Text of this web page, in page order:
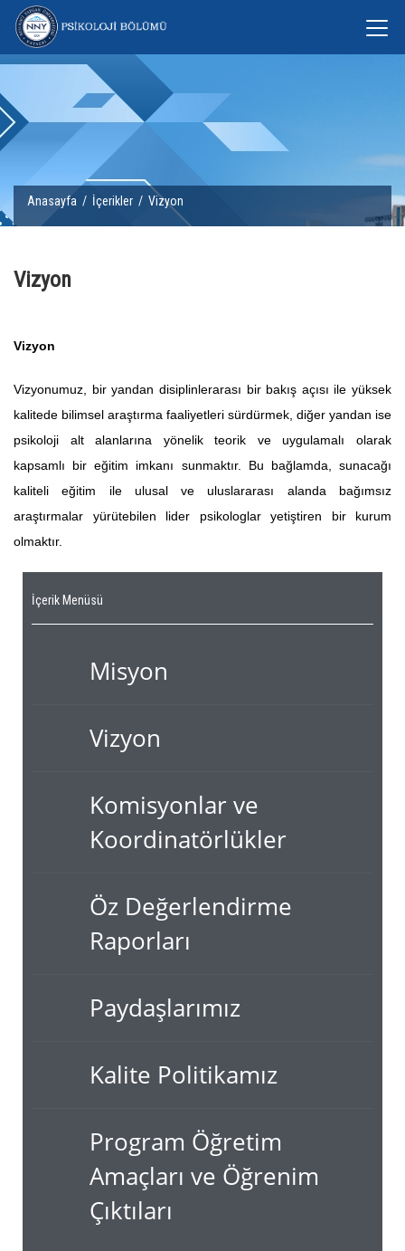
Anasayfa / İçerikler / Vizyon
Vizyon
Vizyon
Vizyonumuz, bir yandan disiplinlerarası bir bakış açısı ile yüksek
kalitede bilimsel araştırma faaliyetleri sürdürmek, diğer yandan ise
psikoloji alt alanlarına yönelik teorik ve uygulamalı olarak
kapsamlı bir eğitim imkanı sunmaktır. Bu bağlamda, sunacağı
kaliteli eğitim ile ulusal ve uluslararası alanda bağımsız
araştırmalar yürütebilen lider psikologlar yetiştiren bir kurum
olmaktır.
İçerik Menüsü
Misyon
Vizyon
Komisyonlar ve
Koordinatörlükler
Öz Değerlendirme
Raporları
Paydaşlarımız
Kalite Politikamız
Program Öğretim
Amaçları ve Öğrenim
Çıktıları